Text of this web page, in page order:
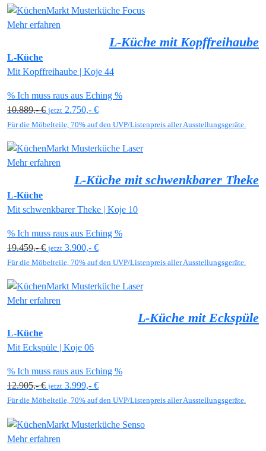
Mehr erfahren
L-Küche mit Kopffreihaube
L-Küche
Mit Kopffreihaube | Koje 44
% Ich muss raus aus Eching %
10.889,- € jetzt 2.750,- €
Für die Möbelteile, 70% auf den UVP/Listenpreis aller Ausstellungsgeräte.
Mehr erfahren
L-Küche mit schwenkbarer Theke
L-Küche
Mit schwenkbarer Theke | Koje 10
% Ich muss raus aus Eching %
19.459,- € jetzt 3.900,- €
Für die Möbelteile, 70% auf den UVP/Listenpreis aller Ausstellungsgeräte.
Mehr erfahren
L-Küche mit Eckspüle
L-Küche
Mit Eckspüle | Koje 06
% Ich muss raus aus Eching %
12.905,- € jetzt 3.999,- €
Für die Möbelteile, 70% auf den UVP/Listenpreis aller Ausstellungsgeräte.
Mehr erfahren